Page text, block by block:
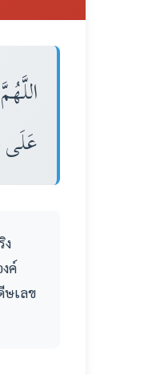
عَلَى
ง
ค์
ษเลข